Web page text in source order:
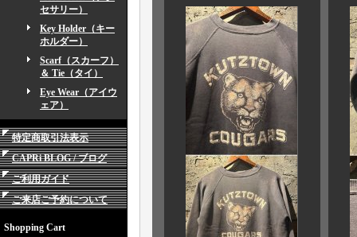
セサリー）
Key Holder（キー
ホルダー）
Scarf（スカーフ）
＆ Tie（タイ）
Eye Wear（アイウ
ェア）
特定商取引法表示
CAPRi BLOG / ブログ
ご利用ガイド
ご来店ご予約について
Shopping Cart